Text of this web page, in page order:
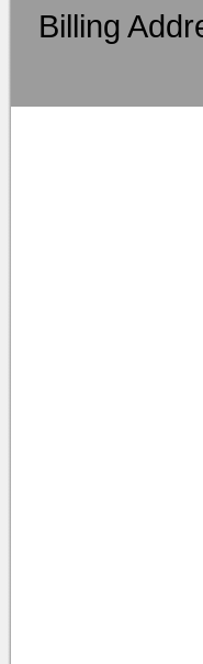
Billing